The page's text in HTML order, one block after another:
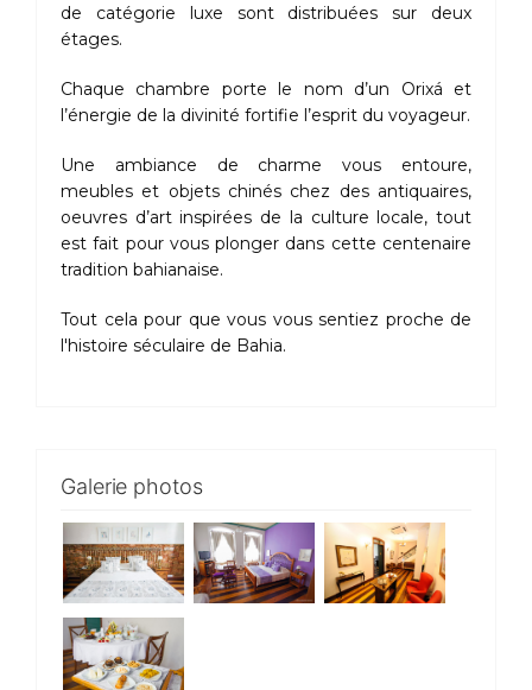
de catégorie luxe sont distribuées sur deux
étages.
Chaque chambre porte le nom d’un Orixá et
l’énergie de la divinité fortifie l’esprit du voyageur.
Une ambiance de charme vous entoure,
meubles et objets chinés chez des antiquaires,
oeuvres d’art inspirées de la culture locale, tout
est fait pour vous plonger dans cette centenaire
tradition bahianaise.
Tout cela pour que vous vous sentiez proche de
l'histoire séculaire de Bahia.
Galerie photos